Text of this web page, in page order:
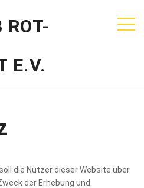
ROT-
E.V.
die Nutzer dieser Website über
der Erhebung und